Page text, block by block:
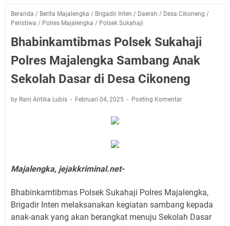
Beranda / Berita Majalengka / Brigadir Inten / Daerah / Desa Cikoneng /
Peristiwa / Polres Majalengka / Polsek Sukahaji
Bhabinkamtibmas Polsek Sukahaji
Polres Majalengka Sambang Anak
Sekolah Dasar di Desa Cikoneng
by Rani Antika Lubis Februari 04, 2025 Posting Komentar
Majalengka, jejakkriminal.net-
Bhabinkamtibmas Polsek Sukahaji Polres Majalengka,
Brigadir Inten melaksanakan kegiatan sambang kepada
anak-anak yang akan berangkat menuju Sekolah Dasar